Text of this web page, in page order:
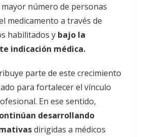
número de personas
medicamento a través de
habilitados y bajo la
indicación médica.
parte de este crecimiento
para fortalecer el vínculo
En ese sentido,
desarrollando
dirigidas a médicos